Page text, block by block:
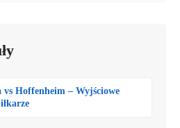
vs Hoffenheim – Wyjściowe